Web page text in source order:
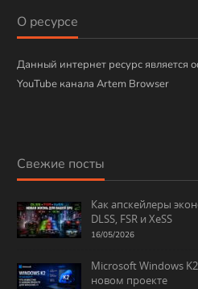
О ресурсе
Данный интернет ресурс является
YouTube канала Artem Browser
Свежие посты
Как апскейлеры
DLSS, FSR и XeSS
16/05/2026
Microsoft Windows
новом проекте